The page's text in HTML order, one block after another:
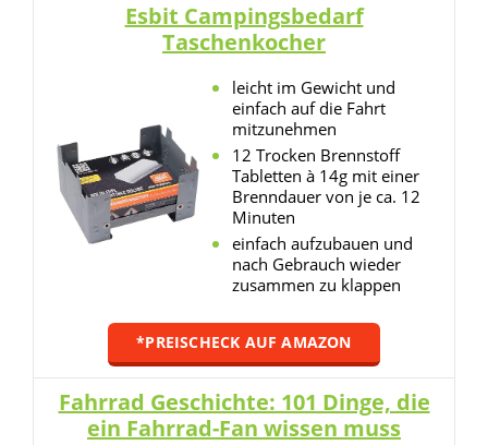
Esbit Campingsbedarf
Taschenkocher
leicht im Gewicht und
einfach auf die Fahrt
mitzunehmen
12 Trocken Brennstoff
Tabletten à 14g mit einer
Brenndauer von je ca. 12
Minuten
einfach aufzubauen und
nach Gebrauch wieder
zusammen zu klappen
*PREISCHECK AUF AMAZON
Fahrrad Geschichte: 101 Dinge, die
ein Fahrrad-Fan wissen muss